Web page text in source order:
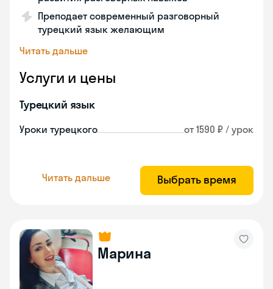
Преподает современный разговорный
турецкий язык желающим
Читать дальше
Услуги и цены
Турецкий язык
Уроки турецкого от 1590 ₽ / урок
Читать дальше Выбрать время
Марина